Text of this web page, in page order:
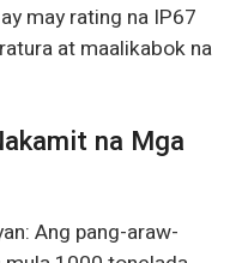
may rating na IP67
at maalikabok na
na Mga
Ang pang-araw-